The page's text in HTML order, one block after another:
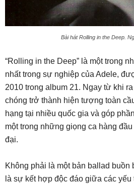
Bài hát Rolling in the Deep.
“Rolling in the Deep” là một trong
nhất trong sự nghiệp của Adele,
2010 trong album 21. Ngay từ khi
chóng trở thành hiện tượng toàn
hạng tại nhiều quốc gia và góp
một trong những giọng ca hàng
đại.
Không phải là một bản ballad buồn
là sự kết hợp độc đáo giữa các yếu